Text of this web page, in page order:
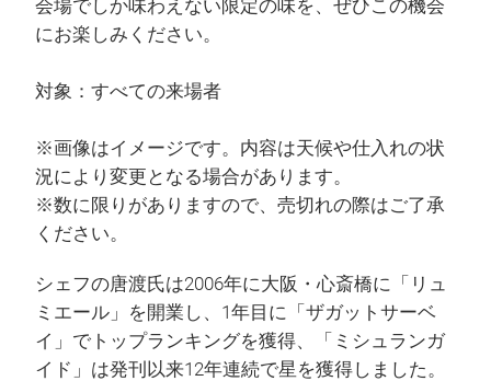
会場でしか味わえない限定の味を、ぜひこの機会
にお楽しみください。
対象：すべての来場者
※画像はイメージです。内容は天候や仕入れの状
況により変更となる場合があります。
※数に限りがありますので、売切れの際はご了承
ください。
シェフの唐渡氏は2006年に大阪・心斎橋に「リュ
ミエール」を開業し、1年目に「ザガットサーベ
イ」でトップランキングを獲得、「ミシュランガ
イド」は発刊以来12年連続で星を獲得しました。